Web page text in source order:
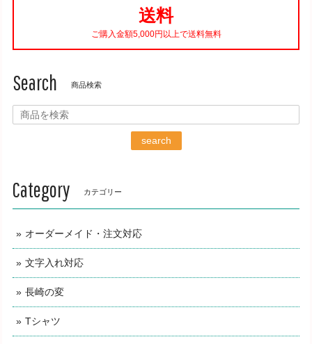
送料
ご購入金額5,000円以上で送料無料
Search 商品検索
search
Category カテゴリー
オーダーメイド・注文対応
文字入れ対応
長崎の変
Tシャツ